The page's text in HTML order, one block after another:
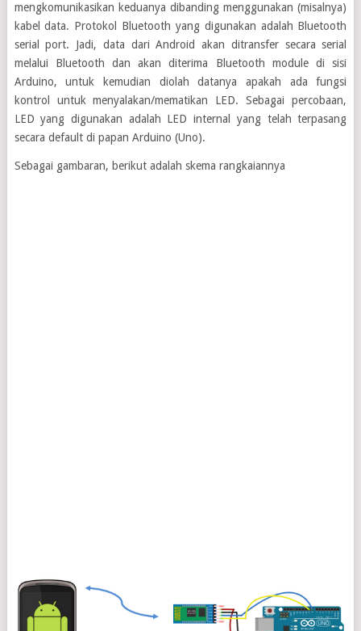
mengkomunikasikan keduanya dibanding menggunakan (misalnya)
kabel data. Protokol Bluetooth yang digunakan adalah Bluetooth
serial port. Jadi, data dari Android akan ditransfer secara serial
melalui Bluetooth dan akan diterima Bluetooth module di sisi
Arduino, untuk kemudian diolah datanya apakah ada fungsi
kontrol untuk menyalakan/mematikan LED. Sebagai percobaan,
LED yang digunakan adalah LED internal yang telah terpasang
secara default di papan Arduino (Uno).
Sebagai gambaran, berikut adalah skema rangkaiannya